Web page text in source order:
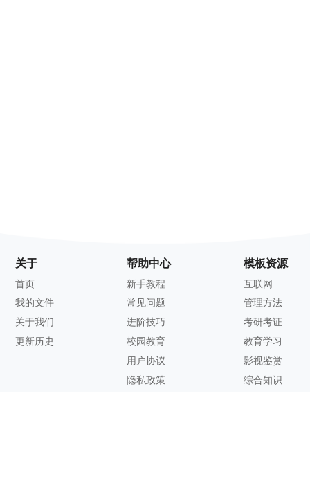
关于
首页
我的文件
关于我们
更新历史
帮助中心
新手教程
常见问题
进阶技巧
校园教育
用户协议
隐私政策
模板资源
互联网
管理方法
考研考证
教育学习
影视鉴赏
综合知识